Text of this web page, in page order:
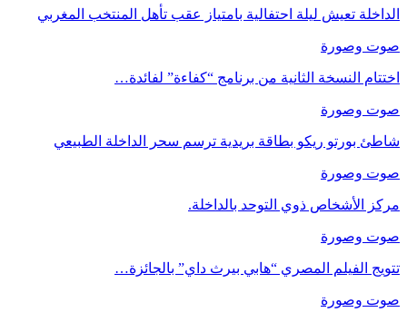
الداخلة تعيش ليلة احتفالية بامتياز عقب تأهل المنتخب المغربي
صوت وصورة
اختتام النسخة الثانية من برنامج “كفاءة” لفائدة…
صوت وصورة
شاطئ بورتو ريكو بطاقة بريدية ترسم سحر الداخلة الطبيعي
صوت وصورة
مركز الأشخاص ذوي التوحد بالداخلة.
صوت وصورة
تتويج الفيلم المصري “هابي بيرث داي” بالجائزة…
صوت وصورة